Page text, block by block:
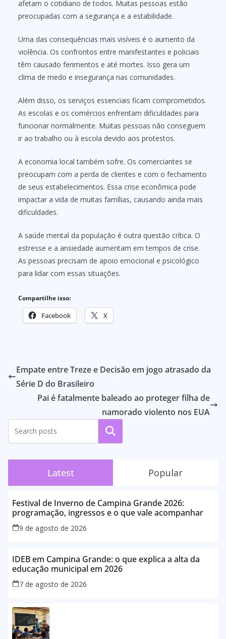
afetam o cotidiano de todos. Muitas pessoas estão
preocupadas com a segurança e a estabilidade.
Uma das consequências mais visíveis é o aumento da
violência. Os confrontos entre manifestantes e policiais
têm causado ferimentos e até mortes. Isso gera um
clima de medo e insegurança nas comunidades.
Além disso, os serviços essenciais ficam comprometidos.
As escolas e os comércios enfrentam dificuldades para
funcionar normalmente. Muitas pessoas não conseguem
ir ao trabalho ou à escola devido aos protestos.
A economia local também sofre. Os comerciantes se
preocupam com a perda de clientes e com o fechamento
de seus estabelecimentos. Essa crise econômica pode
impactar a vida de muitas famílias, causando ainda mais
dificuldades.
A saúde mental da população é outra questão crítica. O
estresse e a ansiedade aumentam em tempos de crise.
As pessoas precisam de apoio emocional e psicológico
para lidar com essas situações.
Compartilhe isso:
Facebook X
Empate entre Treze e Decisão em jogo atrasado da
Série D do Brasileiro
Pai é fatalmente baleado ao proteger filha de
namorado violento nos EUA
Pesquisar
Latest Popular
Festival de Inverno de Campina Grande 2026:
programação, ingressos e o que vale acompanhar
9 de agosto de 2026
IDEB em Campina Grande: o que explica a alta da
educação municipal em 2026
7 de agosto de 2026